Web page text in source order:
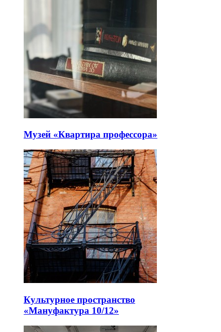
Музей «Квартира профессора»
Культурное пространство
«Мануфактура 10/12»